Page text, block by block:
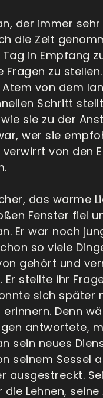
der immer
die Zeit
in Empfang
Fragen zu
von dem
Schritt
sie zu der
wer sie
von den
das warme
Fenster fiel
Er war noch
so viele
gehört und
Er stellte ihr
sich später
Denn
antwortete,
sein neues
seinem Sessel
ausgestreckt.
Lehnen, seine